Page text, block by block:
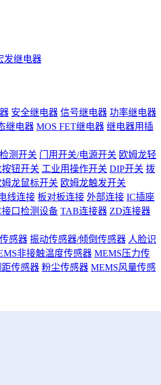
安全继电器 信号继电器 功率继电器
继电器 MOS FET继电器 继电器用插
测开关 门用开关/电源开关 欧姆龙轻
按钮开关 工业用操作开关 DIP开关 拨
姆龙鼠标开关 欧姆龙触发开关
线连接 板对板连接 外部连接 IC插座
接口检测设备 TAB连接器 ZD连接器
感器 振动传感器/倾倒传感器 人脸识
非接触温度传感器 MEMS压力传
传感器 粉尘传感器 MEMS风量传感